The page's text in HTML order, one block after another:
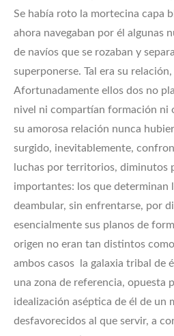
Se había roto la mortecina capa
ahora navegaban por él algunas
de navíos que se rozaban y
superponerse. Tal era su
Afortunadamente ellos dos no
nivel ni compartían formación ni
su amorosa relación nunca
surgido, inevitablemente,
luchas por territorios, diminutos
importantes: los que determinan
deambular, sin enfrentarse, por
esencialmente sus planos de
origen no eran tan distintos
ambos casos la galaxia tribal de
una zona de referencia, opuesta
idealización aséptica de él de un
desfavorecidos al que servir, a